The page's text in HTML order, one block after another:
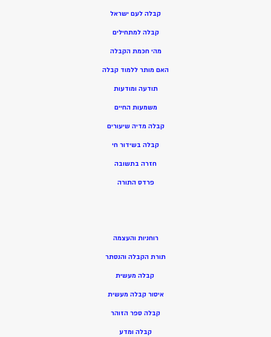
קבלה לעם ישראל
קבלה למתחילים
מהי חכמת הקבלה
האם מותר ללמוד קבלה
תודעה ומודעות
משמעות החיים
קבלה מדיה שיעורים
קבלה בשידור חי
חזרה בתשובה
פרדס התורה
רוחניות והעצמה
תורת הקבלה והנסתר
קבלה מעשית
איסור קבלה מעשית
קבלה ספר הזוהר
קבלה ומדע